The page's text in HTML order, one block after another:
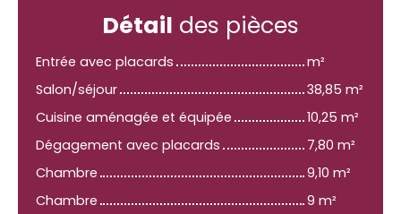
Détail des pièces
Entrée avec placards
m²
Salon/séjour
38,85 m²
Cuisine aménagée et équipée
10,25 m²
Dégagement avec placards
7,80 m²
Chambre
9,10 m²
Chambre
9 m²